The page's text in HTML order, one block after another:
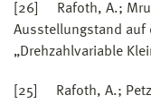
[26] Rafoth, A.;
Ausstellungstand auf
„Drehzahlvariable
[25] Rafoth, A.;